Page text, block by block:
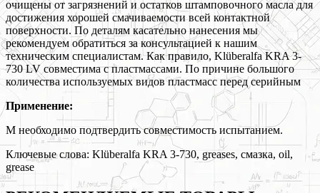
очищены от загрязнений и остатков штамповочного масла для
достижения хорошей смачиваемости всей контактной
поверхности. По деталям касательно нанесения мы
рекомендуем обратиться за консультацией к нашим
техническим специалистам. Как правило, Klüberalfa KRA 3-
730 LV совместима с пластмассами. По причине большого
количества используемых видов пластмасс перед серийным
Применение:
М необходимо подтвердить совместимость испытанием.
Ключевые слова: Klüberalfa KRA 3-730, greases, смазка, oil,
grease